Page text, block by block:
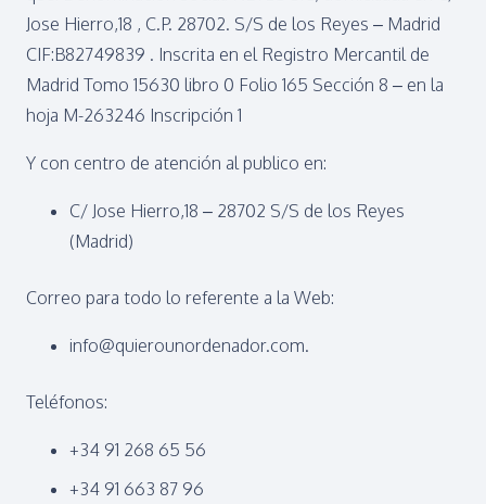
Jose Hierro,18 , C.P. 28702. S/S de los Reyes – Madrid
CIF:B82749839 . Inscrita en el Registro Mercantil de
Madrid Tomo 15630 libro 0 Folio 165 Sección 8 – en la
hoja M-263246 Inscripción 1
Y con centro de atención al publico en:
C/ Jose Hierro,18 – 28702 S/S de los Reyes
(Madrid)
Correo para todo lo referente a la Web:
info@quierounordenador.com.
Teléfonos:
+34 91 268 65 56
+34 91 663 87 96